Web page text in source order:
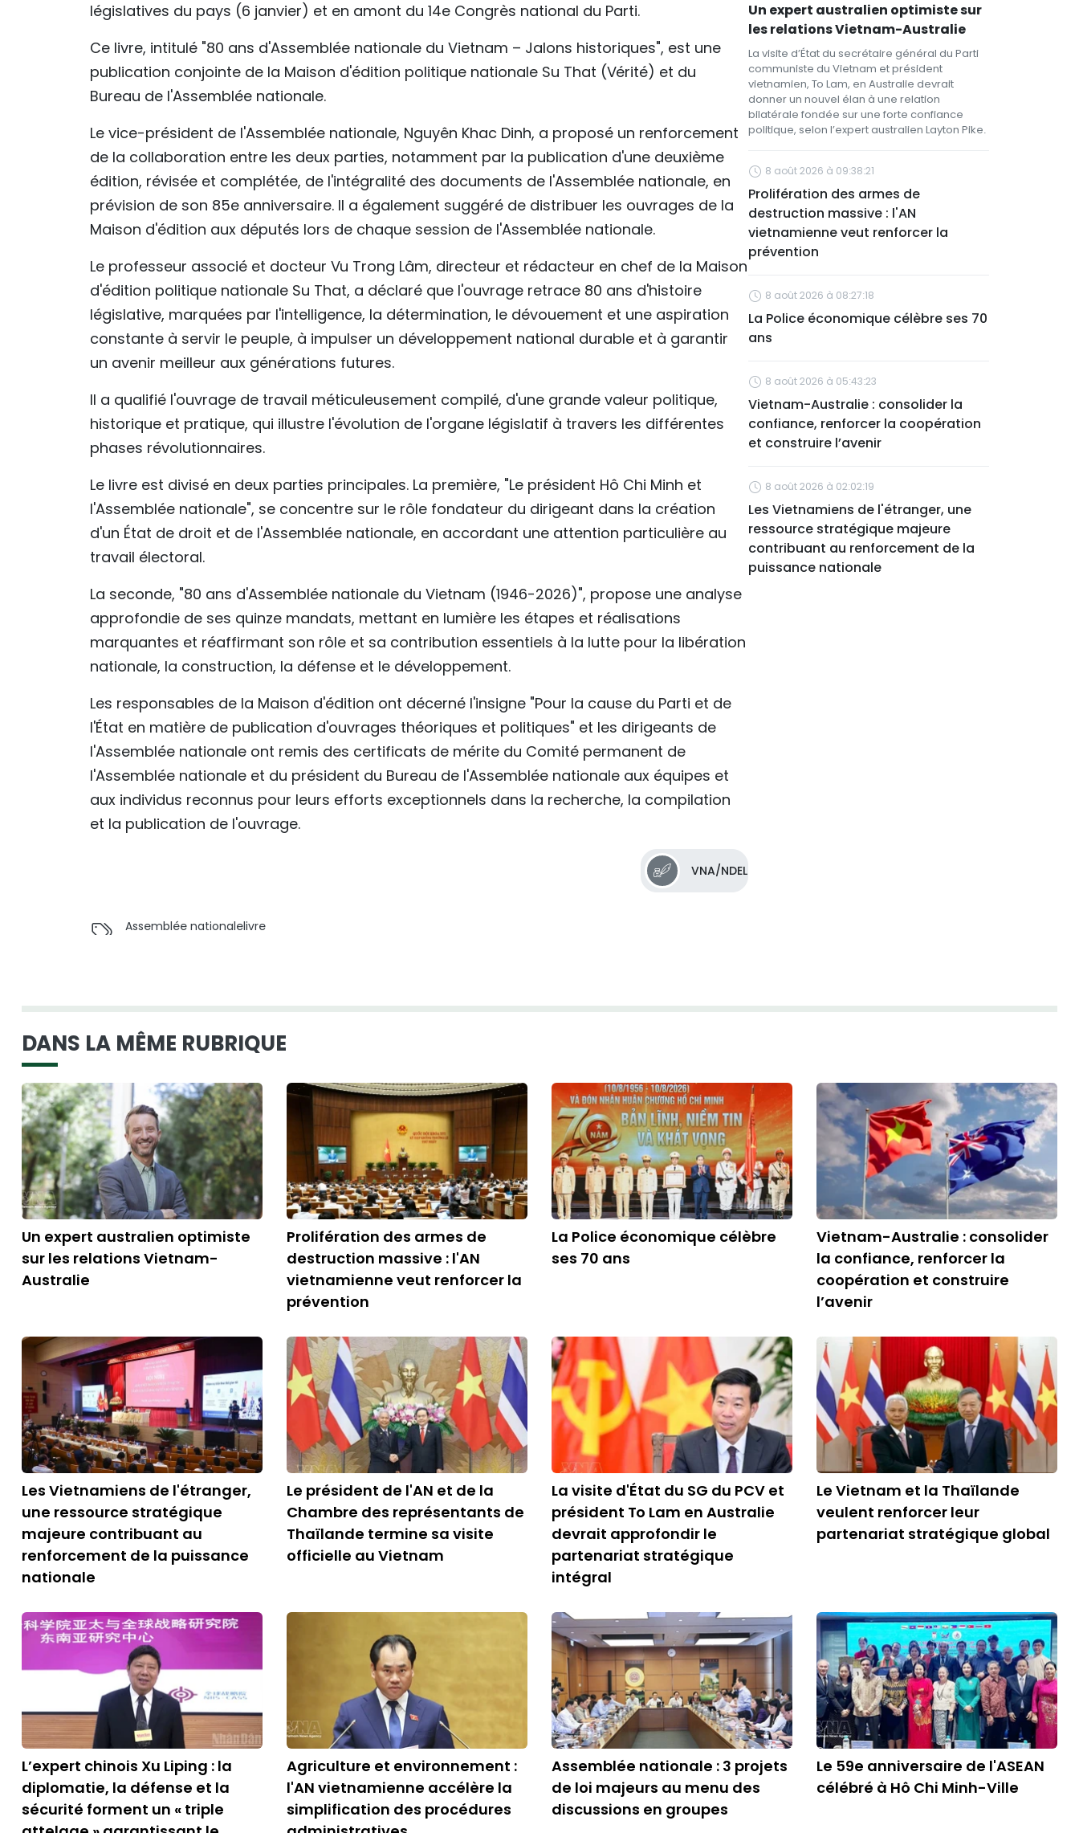
législatives du pays (6 janvier) et en amont du 14e Congrès national du Parti.
Ce livre, intitulé "80 ans d'Assemblée nationale du Vietnam – Jalons historiques", est une
publication conjointe de la Maison d'édition politique nationale Su That (Vérité) et du
Bureau de l'Assemblée nationale.
Le vice-président de l'Assemblée nationale, Nguyên Khac Dinh, a proposé un renforcement
de la collaboration entre les deux parties, notamment par la publication d'une deuxième
édition, révisée et complétée, de l'intégralité des documents de l'Assemblée nationale, en
prévision de son 85e anniversaire. Il a également suggéré de distribuer les ouvrages de la
Maison d'édition aux députés lors de chaque session de l'Assemblée nationale.
Le professeur associé et docteur Vu Trong Lâm, directeur et rédacteur en chef de la Maison
d'édition politique nationale Su That, a déclaré que l'ouvrage retrace 80 ans d'histoire
législative, marquées par l'intelligence, la détermination, le dévouement et une aspiration
constante à servir le peuple, à impulser un développement national durable et à garantir
un avenir meilleur aux générations futures.
Il a qualifié l'ouvrage de travail méticuleusement compilé, d'une grande valeur politique,
historique et pratique, qui illustre l'évolution de l'organe législatif à travers les différentes
phases révolutionnaires.
Le livre est divisé en deux parties principales. La première, "Le président Hô Chi Minh et
l'Assemblée nationale", se concentre sur le rôle fondateur du dirigeant dans la création
d'un État de droit et de l'Assemblée nationale, en accordant une attention particulière au
travail électoral.
La seconde, "80 ans d'Assemblée nationale du Vietnam (1946-2026)", propose une analyse
approfondie de ses quinze mandats, mettant en lumière les étapes et réalisations
marquantes et réaffirmant son rôle et sa contribution essentiels à la lutte pour la libération
nationale, la construction, la défense et le développement.
Les responsables de la Maison d'édition ont décerné l'insigne "Pour la cause du Parti et de
l'État en matière de publication d'ouvrages théoriques et politiques" et les dirigeants de
l'Assemblée nationale ont remis des certificats de mérite du Comité permanent de
l'Assemblée nationale et du président du Bureau de l'Assemblée nationale aux équipes et
aux individus reconnus pour leurs efforts exceptionnels dans la recherche, la compilation
et la publication de l'ouvrage.
VNA/NDEL
Assemblée nationalelivre
Un expert australien optimiste sur
les relations Vietnam-Australie
La visite d’État du secrétaire général du Parti
communiste du Vietnam et président
vietnamien, To Lam, en Australie devrait
donner un nouvel élan à une relation
bilatérale fondée sur une forte confiance
politique, selon l’expert australien Layton Pike.
8 août 2026 à 09:38:21
Prolifération des armes de
destruction massive : l'AN
vietnamienne veut renforcer la
prévention
8 août 2026 à 08:27:18
La Police économique célèbre ses 70
ans
8 août 2026 à 05:43:23
Vietnam-Australie : consolider la
confiance, renforcer la coopération
et construire l’avenir
8 août 2026 à 02:02:19
Les Vietnamiens de l'étranger, une
ressource stratégique majeure
contribuant au renforcement de la
puissance nationale
DANS LA MÊME RUBRIQUE
Un expert australien optimiste
sur les relations Vietnam-
Australie
Prolifération des armes de
destruction massive : l'AN
vietnamienne veut renforcer la
prévention
La Police économique célèbre
ses 70 ans
Vietnam-Australie : consolider
la confiance, renforcer la
coopération et construire
l’avenir
Les Vietnamiens de l'étranger,
une ressource stratégique
majeure contribuant au
renforcement de la puissance
nationale
Le président de l'AN et de la
Chambre des représentants de
Thaïlande termine sa visite
officielle au Vietnam
La visite d'État du SG du PCV et
président To Lam en Australie
devrait approfondir le
partenariat stratégique
intégral
Le Vietnam et la Thaïlande
veulent renforcer leur
partenariat stratégique global
L’expert chinois Xu Liping : la
diplomatie, la défense et la
sécurité forment un « triple
Agriculture et environnement :
l'AN vietnamienne accélère la
simplification des procédures
Assemblée nationale : 3 projets
de loi majeurs au menu des
discussions en groupes
Le 59e anniversaire de l'ASEAN
célébré à Hô Chi Minh-Ville